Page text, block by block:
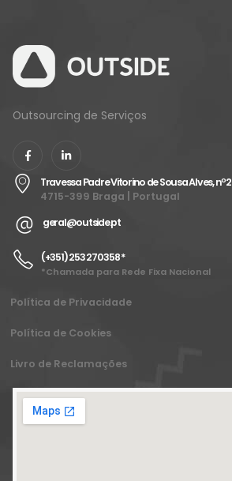
Outsourcing de Serviços
Travessa Padre Vitorino de Sousa Alves, nº2
4715-399 Braga | Portugal
geral@outside.pt
(+351) 253 270 358 *
*Chamada para Rede Fixa Nacional
Política de Privacidade
Política de Cookies
Livro de Reclamações